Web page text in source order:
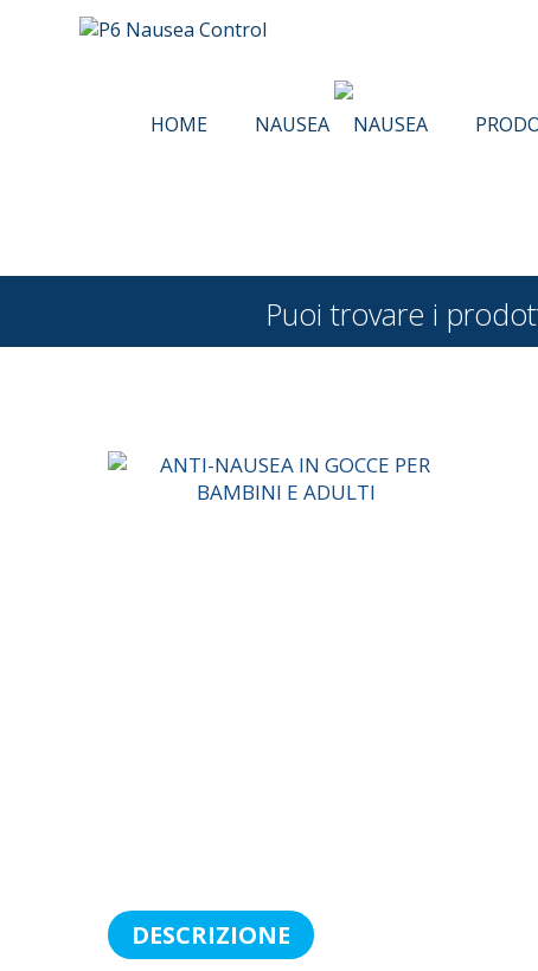
HOME NAUSEA
Puoi trovare i
DESCRIZIONE